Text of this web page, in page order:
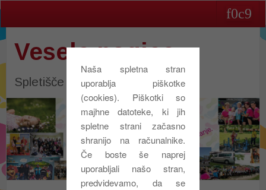
Naša spletna stran
uporablja piškotke
(cookies). Piškotki so
majhne datoteke, ki jih
spletne strani začasno
shranijo na računalnike.
Če boste še naprej
uporabljali našo stran,
predvidevamo, da se
Vesele nogice
Spletišče društva Vesele nogice